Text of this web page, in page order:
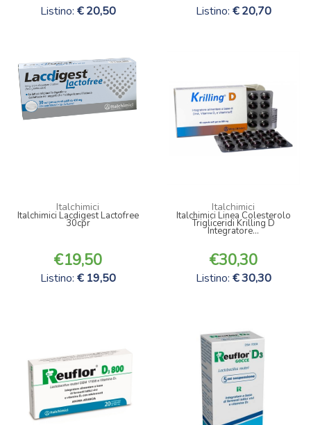
Listino: 20,50 Listino: 20,70
Italchimici
Italchimici Lacdigest Lactofree
30cpr
19,50
Listino: 19,50
Italchimici
Italchimici Linea Colesterolo
Trigliceridi Krilling D
Integratore...
30,30
Listino: 30,30